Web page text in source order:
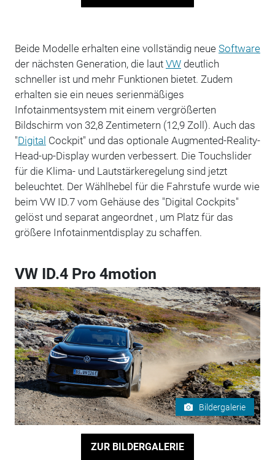
Beide Modelle erhalten eine vollständig neue Software
der nächsten Generation, die laut VWdeutlich
schneller ist und mehr Funktionen bietet. Zudem
erhalten sie ein neues serienmäßiges
Infotainmentsystem mit einem vergrößerten
Bildschirm von 32,8 Zentimetern (12,9 Zoll). Auch das
"Digital Cockpit" und das optionale Augmented-Reality-
Head-up-Display wurden verbessert. Die Touchslider
für die Klima- und Lautstärkeregelung sind jetzt
beleuchtet. Der Wählhebel für die Fahrstufe wurde wie
beim VW ID.7 vom Gehäuse des "Digital Cockpits"
gelöst und separat angeordnet , um Platz für das
größere Infotainmentdisplay zu schaffen.
VW ID.4 Pro 4motion
Bildergalerie
ZUR BILDERGALERIE